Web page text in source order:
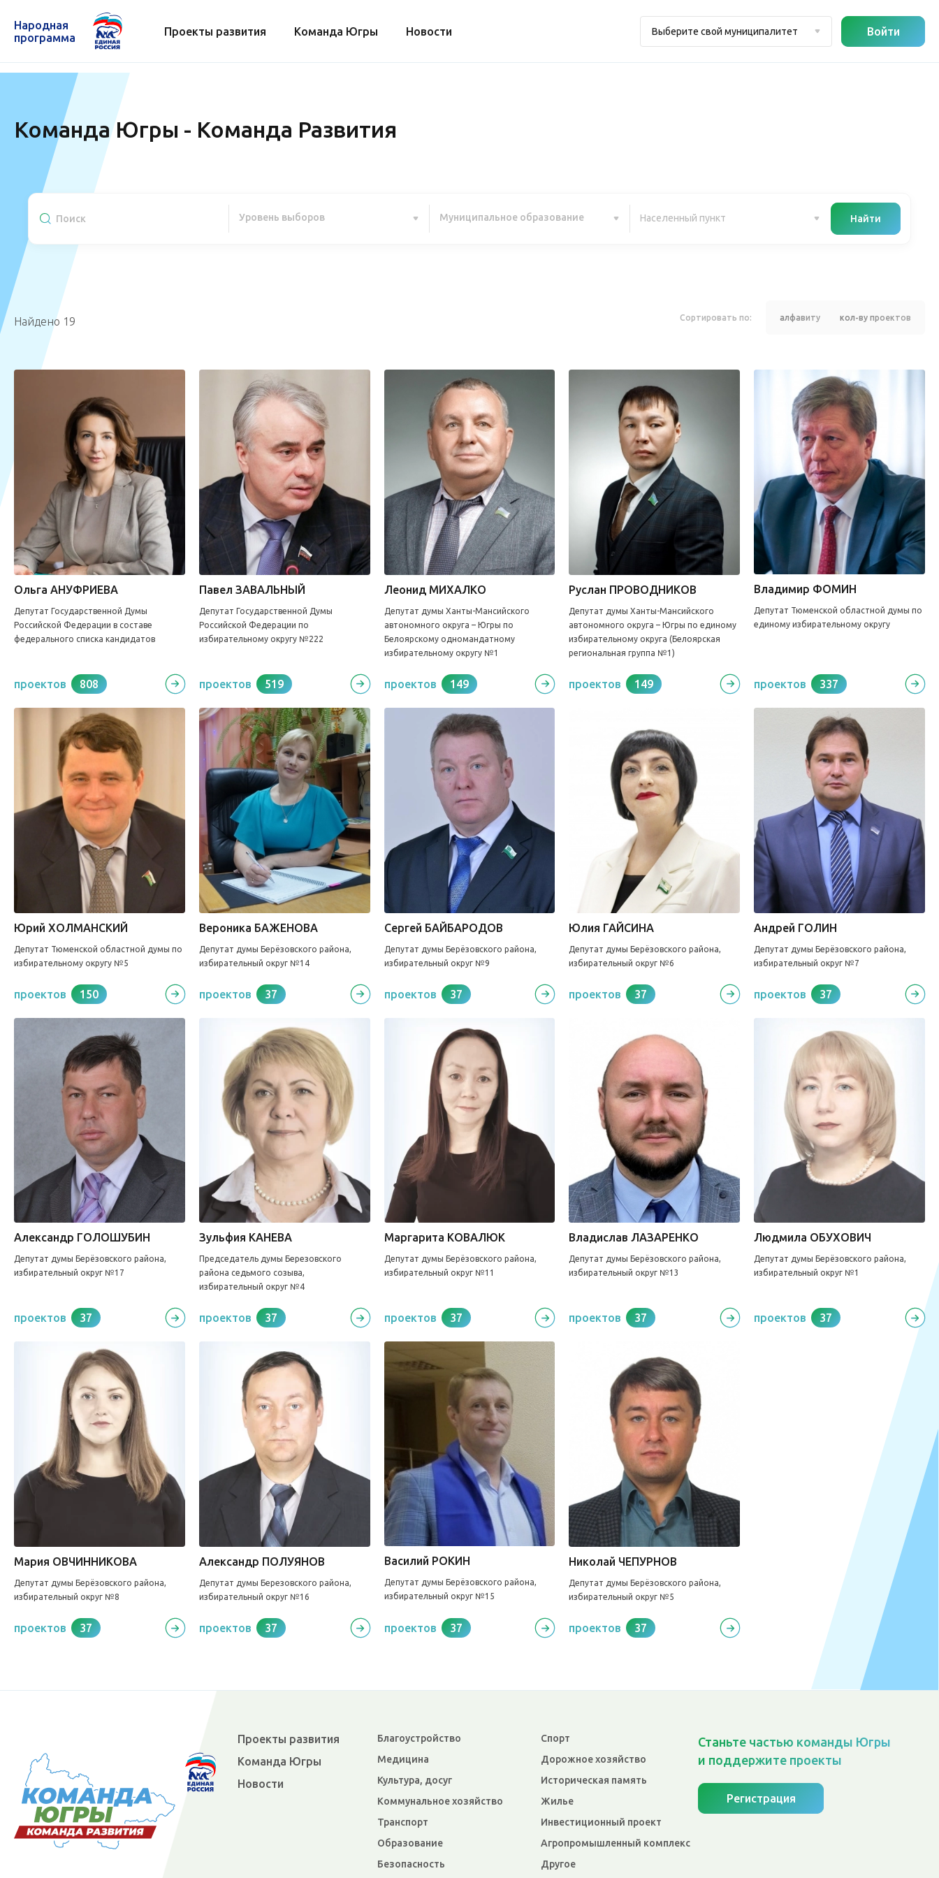
Народная
программа
Проекты развития Команда Югры Новости Выберите свой муниципалитет Войти
Команда Югры - Команда Развития
Уровень выборов Муниципальное образование Найти
Найдено 19 Сортировать по: алфавиту кол-ву проектов
Ольга АНУФРИЕВА
Депутат Государственной Думы
Российской Федерации в составе
федерального списка кандидатов
проектов 808
Павел ЗАВАЛЬНЫЙ
Депутат Государственной Думы
Российской Федерации по
избирательному округу №222
проектов 519
Леонид МИХАЛКО
Депутат думы Ханты-Мансийского
автономного округа – Югры по
Белоярскому одномандатному
избирательному округу №1
проектов 149
Руслан ПРОВОДНИКОВ
Депутат думы Ханты-Мансийского
автономного округа – Югры по единому
избирательному округа (Белоярская
региональная группа №1)
проектов 149
Владимир ФОМИН
Депутат Тюменской областной думы по
единому избирательному округу
проектов 337
Юрий ХОЛМАНСКИЙ
Депутат Тюменской областной думы по
избирательному округу №5
проектов 150
Вероника БАЖЕНОВА
Депутат думы Берёзовского района,
избирательный округ №14
проектов 37
Сергей БАЙБАРОДОВ
Депутат думы Берёзовского района,
избирательный округ №9
проектов 37
Юлия ГАЙСИНА
Депутат думы Берёзовского района,
избирательный округ №6
проектов 37
Андрей ГОЛИН
Депутат думы Берёзовского района,
избирательный округ №7
проектов 37
Александр ГОЛОШУБИН
Депутат думы Берёзовского района,
избирательный округ №17
проектов 37
Зульфия КАНЕВА
Председатель думы Березовского
района седьмого созыва,
избирательный округ №4
проектов 37
Маргарита КОВАЛЮК
Депутат думы Берёзовского района,
избирательный округ №11
проектов 37
Владислав ЛАЗАРЕНКО
Депутат думы Берёзовского района,
избирательный округ №13
проектов 37
Людмила ОБУХОВИЧ
Депутат думы Берёзовского района,
избирательный округ №1
проектов 37
Мария ОВЧИННИКОВА
Депутат думы Берёзовского района,
избирательный округ №8
проектов 37
Александр ПОЛУЯНОВ
Депутат думы Березовского района,
избирательный округ №16
проектов 37
Василий РОКИН
Депутат думы Берёзовского района,
избирательный округ №15
проектов 37
Николай ЧЕПУРНОВ
Депутат думы Берёзовского района,
избирательный округ №5
проектов 37
Проекты развития
Команда Югры
Новости
Благоустройство
Медицина
Культура, досуг
Коммунальное хозяйство
Транспорт
Образование
Безопасность
Спорт
Дорожное хозяйство
Историческая память
Жилье
Инвестиционный проект
Агропромышленный комплекс
Другое
Станьте частью команды Югры
и поддержите проекты
Регистрация